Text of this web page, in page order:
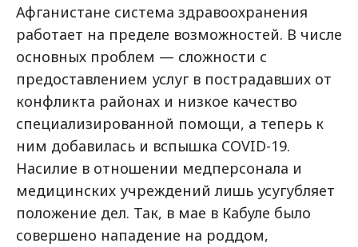
Афганистане система здравоохранения
работает на пределе возможностей. В числе
основных проблем — сложности с
предоставлением услуг в пострадавших от
конфликта районах и низкое качество
специализированной помощи, а теперь к
ним добавилась и вспышка COVID-19.
Насилие в отношении медперсонала и
медицинских учреждений лишь усугубляет
положение дел. Так, в мае в Кабуле было
совершено нападение на роддом,